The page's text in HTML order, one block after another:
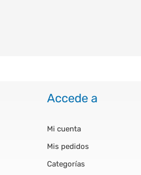
Accede a
Mi cuenta
Mis pedidos
Categorías